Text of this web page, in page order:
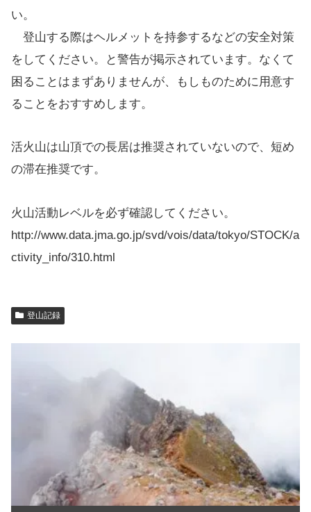
い。
登山する際はヘルメットを持参するなどの安全対策
をしてください。と警告が掲示されています。なくて
困ることはまずありませんが、もしものために用意す
ることをおすすめします。
活火山は山頂での長居は推奨されていないので、短め
の滞在推奨です。
火山活動レベルを必ず確認してください。
http://www.data.jma.go.jp/svd/vois/data/tokyo/STOCK/a
ctivity_info/310.html
登山記録